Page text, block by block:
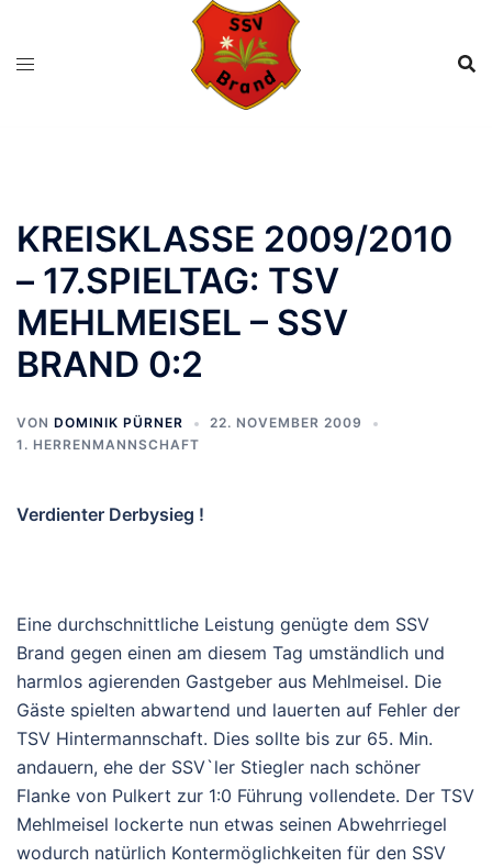
springen
KREISKLASSE 2009/2010
– 17.SPIELTAG: TSV
MEHLMEISEL – SSV
BRAND 0:2
VON DOMINIK PÜRNER
22. NOVEMBER 2009
1. HERRENMANNSCHAFT
Verdienter Derbysieg !
Eine durchschnittliche Leistung genügte dem SSV
Brand gegen einen am diesem Tag umständlich und
harmlos agierenden Gastgeber aus Mehlmeisel. Die
Gäste spielten abwartend und lauerten auf Fehler der
TSV Hintermannschaft. Dies sollte bis zur 65. Min.
andauern, ehe der SSV`ler Stiegler nach schöner
Flanke von Pulkert zur 1:0 Führung vollendete. Der TSV
Mehlmeisel lockerte nun etwas seinen Abwehrriegel
wodurch natürlich Kontermöglichkeiten für den SSV